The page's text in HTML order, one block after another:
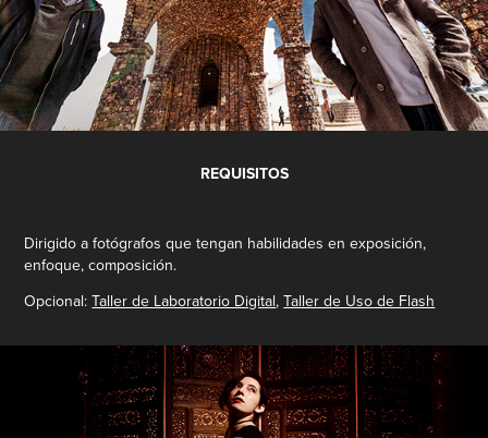
REQUISITOS
Dirigido a fotógrafos que tengan habilidades en exposición,
enfoque, composición.
Opcional:Taller de Laboratorio Digital,Taller de Uso de Flash